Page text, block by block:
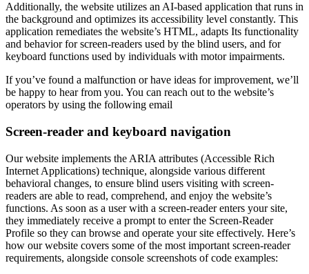
Additionally, the website utilizes an AI-based application that runs in
the background and optimizes its accessibility level constantly. This
application remediates the website’s HTML, adapts Its functionality
and behavior for screen-readers used by the blind users, and for
keyboard functions used by individuals with motor impairments.
If you’ve found a malfunction or have ideas for improvement, we’ll
be happy to hear from you. You can reach out to the website’s
operators by using the following email
Screen-reader and keyboard navigation
Our website implements the ARIA attributes (Accessible Rich
Internet Applications) technique, alongside various different
behavioral changes, to ensure blind users visiting with screen-
readers are able to read, comprehend, and enjoy the website’s
functions. As soon as a user with a screen-reader enters your site,
they immediately receive a prompt to enter the Screen-Reader
Profile so they can browse and operate your site effectively. Here’s
how our website covers some of the most important screen-reader
requirements, alongside console screenshots of code examples: